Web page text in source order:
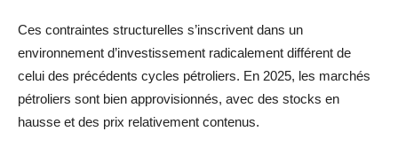
Ces contraintes structurelles s’inscrivent dans un
environnement d’investissement radicalement différent de
celui des précédents cycles pétroliers. En 2025, les marchés
pétroliers sont bien approvisionnés, avec des stocks en
hausse et des prix relativement contenus.